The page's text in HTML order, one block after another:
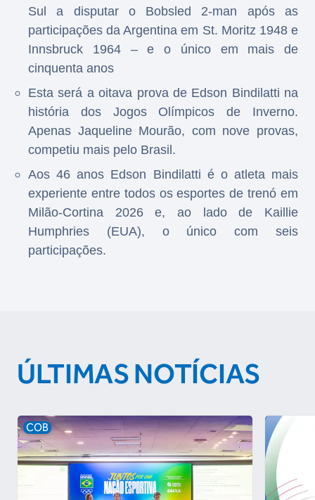
Sul a disputar o Bobsled 2-man após as
participações da Argentina em St. Moritz 1948 e
Innsbruck 1964 – e o único em mais de
cinquenta anos
Esta será a oitava prova de Edson Bindilatti na
história dos Jogos Olímpicos de Inverno.
Apenas Jaqueline Mourão, com nove provas,
competiu mais pelo Brasil.
Aos 46 anos Edson Bindilatti é o atleta mais
experiente entre todos os esportes de trenó em
Milão-Cortina 2026 e, ao lado de Kaillie
Humphries (EUA), o único com seis
participações.
ÚLTIMAS NOTÍCIAS
COB